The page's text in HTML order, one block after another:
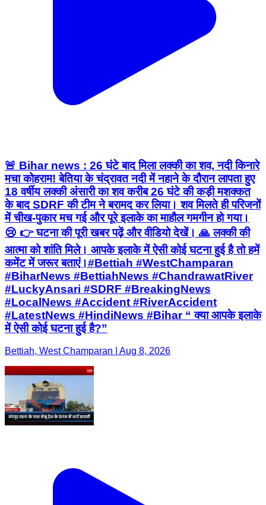
🚨 Bihar news : 26 घंटे बाद मिला लक्की का शव, नदी किनारे
मचा कोहराम! बेतिया के चंद्रावत नदी में नहाने के दौरान लापता हुए
18 वर्षीय लक्की अंसारी का शव करीब 26 घंटे की कड़ी मशक्कत
के बाद SDRF की टीम ने बरामद कर लिया। शव मिलते ही परिजनों
में चीख-पुकार मच गई और पूरे इलाके का माहौल गमगीन हो गया।
😢 👉 घटना की पूरी खबर पढ़ें और वीडियो देखें। 🙏 लक्की की
आत्मा को शांति मिले। आपके इलाके में ऐसी कोई घटना हुई है तो हमें
कमेंट में जरूर बताएं।#Bettiah #WestChamparan
#BiharNews #BettiahNews #ChandrawatRiver
#LuckyAnsari #SDRF #BreakingNews
#LocalNews #Accident #RiverAccident
#LatestNews #HindiNews #Bihar “ क्या आपके इलाके
में ऐसी कोई घटना हुई है?”
Bettiah, West Champaran | Aug 8, 2026